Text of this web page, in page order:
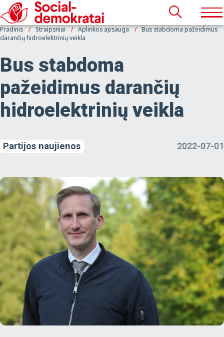
Pradinis Straipsniai Aplinkos apsauga
Bus stabdoma pažeidimus
darančių hidroelektrinių veikla
Bus stabdoma
pažeidimus darančių
hidroelektrinių veikla
Partijos naujienos 2022-07-01